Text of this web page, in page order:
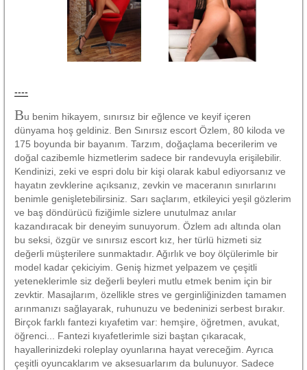
----
Bu benim hikayem, sınırsız bir eğlence ve keyif içeren
dünyama hoş geldiniz. Ben Sınırsız escort Özlem, 80 kiloda ve
175 boyunda bir bayanım. Tarzım, doğaçlama becerilerim ve
doğal cazibemle hizmetlerim sadece bir randevuyla erişilebilir.
Kendinizi, zeki ve espri dolu bir kişi olarak kabul ediyorsanız ve
hayatın zevklerine açıksanız, zevkin ve maceranın sınırlarını
benimle genişletebilirsiniz. Sarı saçlarım, etkileyici yeşil gözlerim
ve baş döndürücü fiziğimle sizlere unutulmaz anılar
kazandıracak bir deneyim sunuyorum. Özlem adı altında olan
bu seksi, özgür ve sınırsız escort kız, her türlü hizmeti siz
değerli müşterilere sunmaktadır. Ağırlık ve boy ölçülerimle bir
model kadar çekiciyim. Geniş hizmet yelpazem ve çeşitli
yeteneklerimle siz değerli beyleri mutlu etmek benim için bir
zevktir. Masajlarım, özellikle stres ve gerginliğinizden tamamen
arınmanızı sağlayarak, ruhunuzu ve bedeninizi serbest bırakır.
Birçok farklı fantezi kıyafetim var: hemşire, öğretmen, avukat,
öğrenci... Fantezi kıyafetlerimle sizi baştan çıkaracak,
hayallerinizdeki roleplay oyunlarına hayat vereceğim. Ayrıca
çeşitli oyuncaklarım ve aksesuarlarım da bulunuyor. Sadece